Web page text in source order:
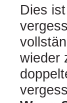
Dies
wieder